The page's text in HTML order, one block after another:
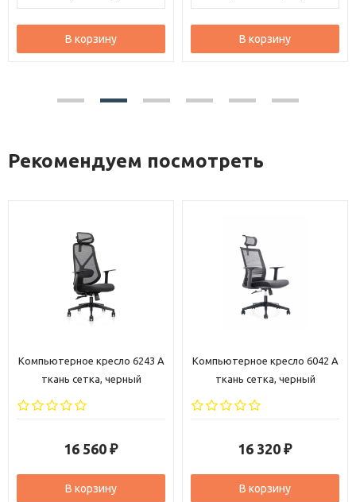
В корзину В корзину
Рекомендуем посмотреть
Компьютерное кресло 6042 A
ткань сетка, черный
16 320 ₽
В корзину
Кресло Танго экстра
16 280 ₽